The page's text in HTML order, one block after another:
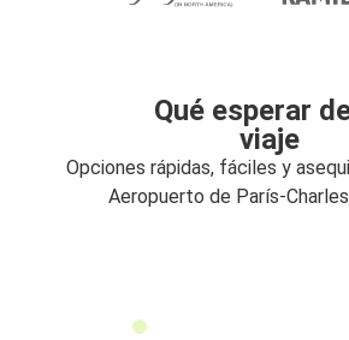
Qué esperar
viaje
Opciones rápidas, fáciles y
Aeropuerto de París-